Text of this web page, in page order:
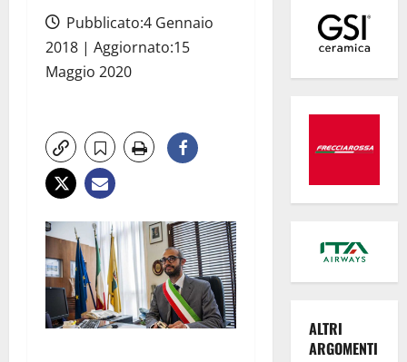
Pubblicato:4 Gennaio
2018 | Aggiornato:15
Maggio 2020
ALTRI
ARGOMENTI